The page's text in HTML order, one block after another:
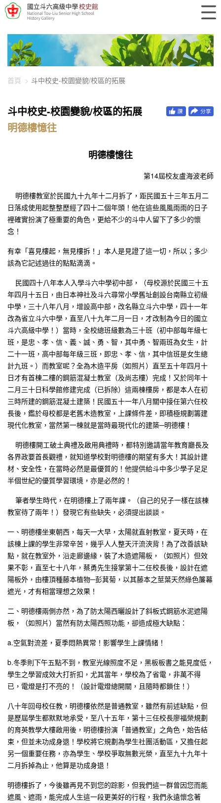
448-6669
首頁 斗中校史-校園變貌/校區的拓展
斗中校史-校園變貌/校區的拓展
明德樓憶往
明德樓憶往
第14屆校友盧海波老師
明德樓教室於民國九十九年十二月拆了，距民國五十三年五月二
日落成使用起整整歷經了四十二個年頭！他在這些風風雨雨的日子
裡確實扮演了極重要的角色，更給不少的斗中人留下了多少的懷
念！
有幸「喜見樓起，無見樓拆！」本人是見證了這一切，所以；多少
該為它記述過往的點點滴滴。
民國四十八年本人入學斗六中學初中部，（母校源於民國三十五
年四月十五日，由日本神社及斗六尋常小學舊址創設台南縣立初級
中學，三十八年八月，增設高中部，改名縣立斗六中學，四十一年
改為省立斗六中學，直至八十九年二月一日，才改制為今日的國立
斗六高級中學！）當時，全校總班級數為三十班（初中部每年級七
班，是忠、孝、信、義、誠、勇、智，其中勇、智兩班為女生，計
二十一班，高中部每年級三班，即忠、孝、信，其中信班是女生總
計九班。）而教室呢？全為木造平房（如照片）直至五十年四月十
日才有首棟二樓的鋼筋混凝土教室（及尚志樓）完成！又於同年十
二月三十日科學館修建完成（已拆除）這兩棟樓房，都是本人在初
三時所建的鋼筋混凝土建築！民國五十一年八月關中接任第六任校
長後，鑑於母校都是老舊木造教室，上課條件差，即積極規劃籌建
現代化教室，當然第一棟就是當時最現代化的建築─明德樓！
明德樓開工破土典禮及啟用典禮時，都特別邀請當年教育廳長及
各界政要首長觀禮，就知道學校對明德樓的期望有多大！其設計建
材、安全性，在當時必然是最優質的！他提供給斗中多少學子足足
半個世紀的優質學習環境，亦是必然的！
筆者學生時代，在明德樓上了兩年課。（自己的兒子一樣在該棟
教室待了兩年！）發現它有些缺失，必須提出談談。
一、明德樓坐東朝西，每天一大早，太陽就直射教室，夏天時，在
該棟上課的學生非常辛苦，幾乎人人整天汗流浹背！為了改善該缺
點，就在教室外，沿走廊邊緣，裝了木造遮陽板，（如照片）但效
果不彰，直至七十八年，蔡勇先生接掌第十二任校長後，設計在遮
陽板外，由樓頂種藤本植物─彭萁菊，以其藤本之莖葉天然綠色簾幕
遮光，才有相當理想之效果！
二、明德樓兩側亦然，為了防太陽西曬設計了斜板式鋼筋水泥遮陽
板，（如照片）當然有防太陽西照功能，卻造成極大缺點：
a.空氣對流差，夏季悶熱異常！影響學生上課情緒！
b.冬季則下午五點不到，教室光線照度不足，黑板板書之能見度低，
學生之學習成效大打折扣，尤其當年，學校為了省電，非萬不得
已，電燈是打不亮的！（設計電燈總開關，且隨時都鎖住！）
八十年回母校任教，明德樓依然是普通教室，雖然有前述缺點，但
是歷屆學生都默默地承受，至八十五年，第十三任校長廖福榮規劃
的育英教學大樓啟用後，明德樓扮演「普通教室」之角色，始告結
束，但並未功成身退！學校將它規劃為學生社團活動區，又擔任起
另一個重要任務，亦為學生、學校爭取無數光榮，直至九十九年十
二月拆掉為止，他算是功成身退！
明德樓拆了，今後雖再見不到您的踪影，但我們這一群曾因您而能
遮風、遮雨，能完成人生這一段更美好的行程，我們永遠懷念著